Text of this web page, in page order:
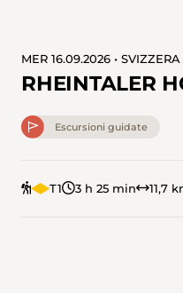
MER 16.09.2026 •
RHEINTALER
Escursioni guidate
T1 3 h 25 min 11,7